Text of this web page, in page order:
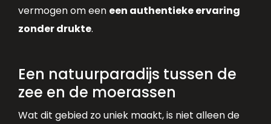
vermogen om een een authentieke ervaring
zonder drukte.
Een natuurparadijs tussen de
zee en de moerassen
Wat dit gebied zo uniek maakt, is niet alleen de